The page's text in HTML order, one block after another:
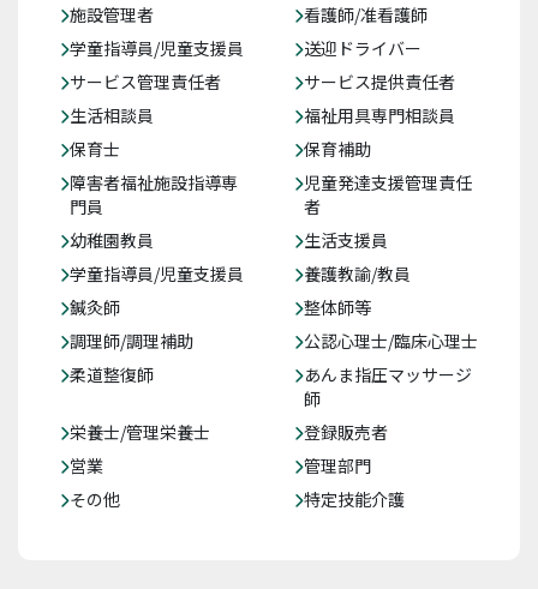
施設管理者
看護師/准看護師
学童指導員/児童支援員
送迎ドライバー
サービス管理責任者
サービス提供責任者
生活相談員
福祉用具専門相談員
保育士
保育補助
障害者福祉施設指導専
門員
児童発達支援管理責任
者
幼稚園教員
生活支援員
学童指導員/児童支援員
養護教諭/教員
鍼灸師
整体師等
調理師/調理補助
公認心理士/臨床心理士
柔道整復師
あんま指圧マッサージ
師
栄養士/管理栄養士
登録販売者
営業
管理部門
その他
特定技能介護